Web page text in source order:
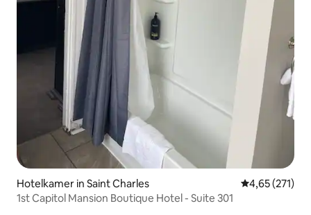
Hotelkamer in Saint Charles Gemiddelde
4,65 (271)
1st Capitol Mansion Boutique Hotel - Suite 301